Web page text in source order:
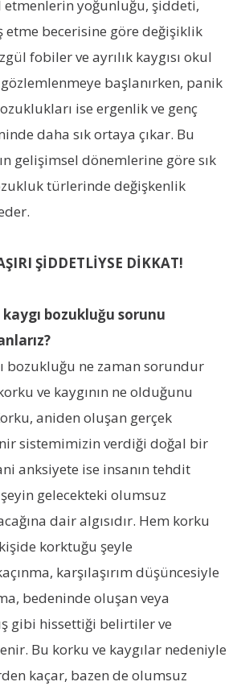
etmenlerin yoğunluğu, şiddeti,
etme becerisine göre değişiklik
fobiler ve ayrılık kaygısı okul
başlanırken, panik
ise ergenlik ve genç
daha sık ortaya çıkar. Bu
gelişimsel dönemlerine göre sık
türlerinde değişkenlik
ŞİDDETLİYSE DİKKAT!
kaygı bozukluğu sorunu
bozukluğu ne zaman sorundur
ve kaygının ne olduğunu
aniden oluşan gerçek
sistemimizin verdiği doğal bir
anksiyete ise insanın tehdit
gelecekteki olumsuz
dair algısıdır. Hem korku
korktuğu şeyle
karşılaşırım düşüncesiyle
bedeninde oluşan veya
gibi hissettiği belirtiler ve
Bu korku ve kaygılar nedeniyle
kaçar, bazen de olumsuz